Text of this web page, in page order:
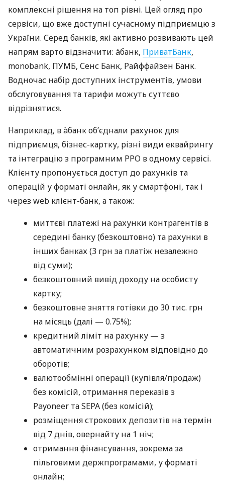
комплексні рішення на топ рівні. Цей огляд про
сервіси, що вже доступні сучасному підприємцю з
України. Серед банків, які активно розвивають цей
напрям варто відзначити: àбанк, ПриватБанк,
monobank, ПУМБ, Сенс Банк, Райффайзен Банк.
Водночас набір доступних інструментів, умови
обслуговування та тарифи можуть суттєво
відрізнятися.
Наприклад, в àбанк об’єднали рахунок для
підприємця, бізнес-картку, різні види еквайрингу
та інтеграцію з програмним РРО в одному сервісі.
Клієнту пропонується доступ до рахунків та
операцій у форматі онлайн, як у смартфоні, так і
через web клієнт-банк, а також:
миттєві платежі на рахунки контрагентів в
середині банку (безкоштовно) та рахунки в
інших банках (3 грн за платіж незалежно
від суми);
безкоштовний вивід доходу на особисту
картку;
безкоштовне зняття готівки до 30 тис. грн
на місяць (далі — 0.75%);
кредитний ліміт на рахунку — з
автоматичним розрахунком відповідно до
оборотів;
валютообмінні операції (купівля/продаж)
без комісій, отримання переказів з
Payoneer та SEPA (без комісій);
розміщення строкових депозитів на термін
від 7 днів, овернайту на 1 ніч;
отримання фінансування, зокрема за
пільговими держпрограмами, у форматі
онлайн;